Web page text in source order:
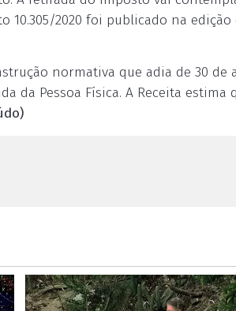
10.305/2020 foi publicado na
normativa que adia de 30
da Pessoa Física. A Receita estima